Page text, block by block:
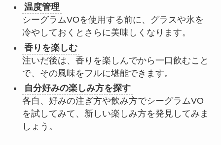
温度管理
シーグラムVOを使用する前に、グラスや氷を
冷やしておくとさらに美味しくなります。
香りを楽しむ
注いだ後は、香りを楽しんでから一口飲むこと
で、その風味をフルに堪能できます。
自分好みの楽しみ方を探す
各自、好みの注ぎ方や飲み方でシーグラムVO
を試してみて、新しい楽しみ方を発見してみま
しょう。